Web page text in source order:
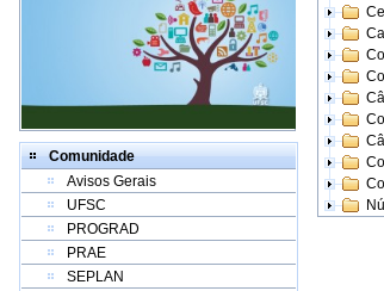
Comunidade
Avisos Gerais
UFSC
PROGRAD
PRAE
SEPLAN